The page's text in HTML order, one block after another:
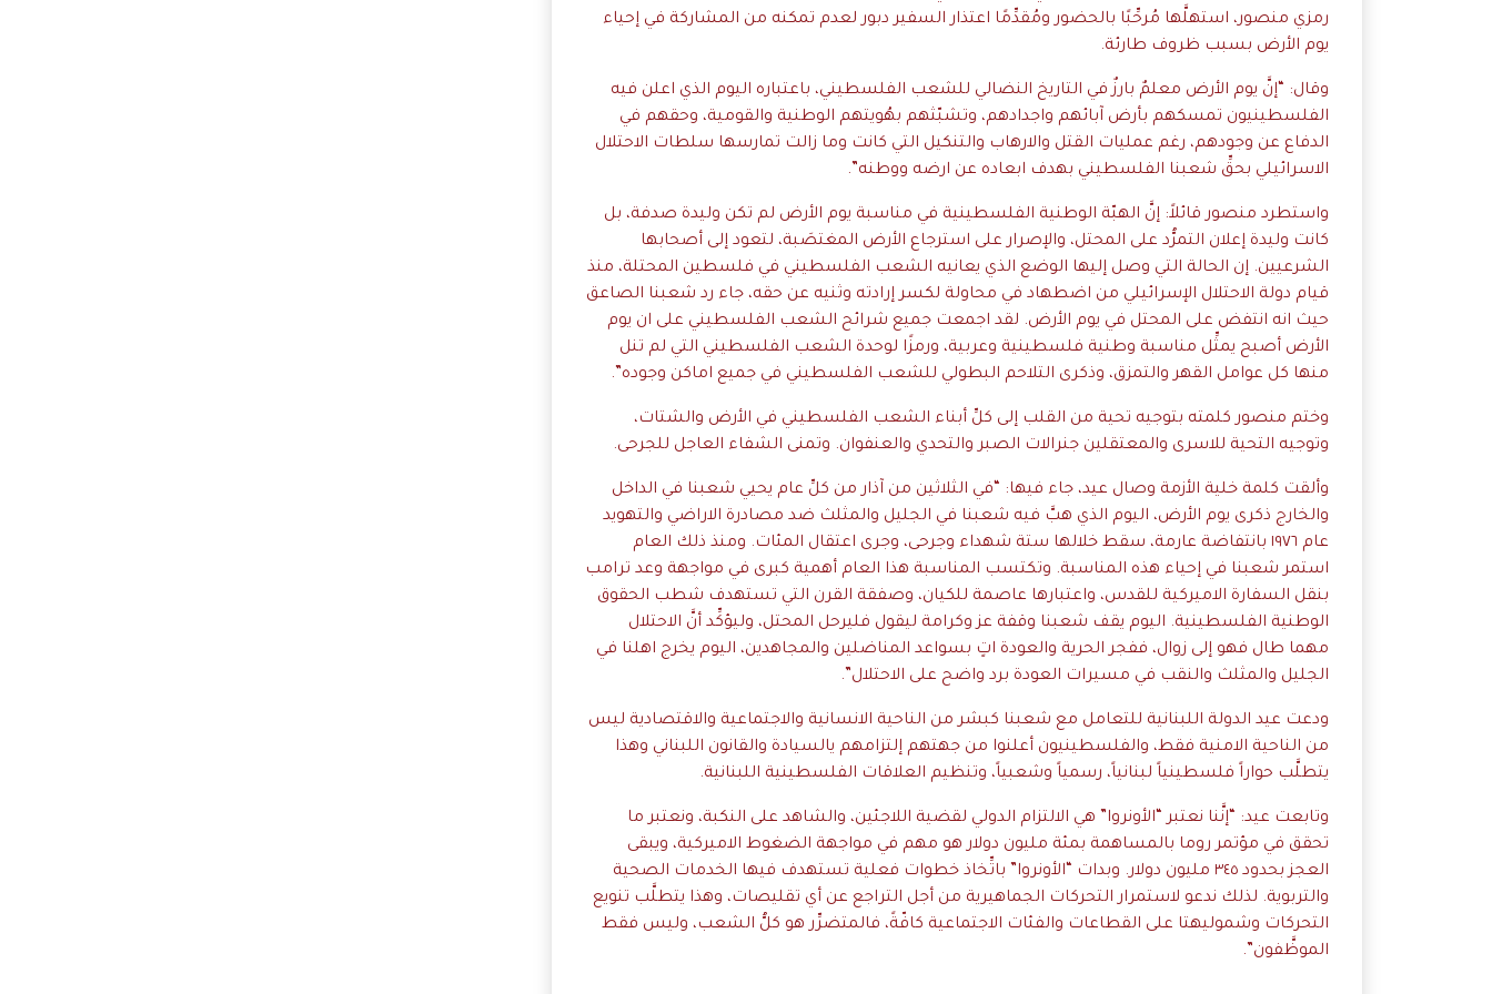
رمزي منصور، استهلَّها مُرحِّبًا بالحضور ومُقدِّمًا اعتذار السفير دبور لعدم تمكنه من المشاركة في إحياء
يوم الأرض بسبب ظروف طارئة.
وقال: “إنَّ يوم الأرض معلمٌ بارزٌ في التاريخ النضالي للشعب الفلسطيني، باعتباره اليوم الذي اعلن فيه
الفلسطينيون تمسكهم بأرض آبائهم واجدادهم، وتشبّثهم بهُويتهم الوطنية والقومية، وحقهم في
الدفاع عن وجودهم، رغم عمليات القتل والارهاب والتنكيل التي كانت وما زالت تمارسها سلطات الاحتلال
الاسرائيلي بحقِّ شعبنا الفلسطيني بهدف ابعاده عن ارضه ووطنه”.
واستطرد منصور قائلاً: إنَّ الهبّة الوطنية الفلسطينية في مناسبة يوم الأرض لم تكن وليدة صدفة، بل
كانت وليدة إعلان التمرُّد على المحتل، والإصرار على استرجاع الأرض المغتصَبة، لتعود إلى أصحابها
الشرعيين. إن الحالة التي وصل إليها الوضع الذي يعانيه الشعب الفلسطيني في فلسطين المحتلة، منذ
قيام دولة الاحتلال الإسرائيلي من اضطهاد في محاولة لكسر إرادته وثنيه عن حقه، جاء رد شعبنا الصاعق
حيث انه انتفض على المحتل في يوم الأرض. لقد اجمعت جميع شرائح الشعب الفلسطيني على ان يوم
الأرض أصبح يمثِّل مناسبة وطنية فلسطينية وعربية، ورمزًا لوحدة الشعب الفلسطيني التي لم تنل
منها كل عوامل القهر والتمزق، وذكرى التلاحم البطولي للشعب الفلسطيني في جميع اماكن وجوده”.
وختم منصور كلمته بتوجيه تحية من القلب إلى كلِّ أبناء الشعب الفلسطيني في الأرض والشتات،
وتوجيه التحية للاسرى والمعتقلين جنرالات الصبر والتحدي والعنفوان. وتمنى الشفاء العاجل للجرحى.
وألقت كلمة خلية الأزمة وصال عيد، جاء فيها: “في الثلاثين من آذار من كلِّ عام يحيي شعبنا في الداخل
والخارج ذكرى يوم الأرض، اليوم الذي هبَّ فيه شعبنا في الجليل والمثلث ضد مصادرة الاراضي والتهويد
عام ١٩٧٦ بانتفاضة عارمة، سقط خلالها ستة شهداء وجرحى، وجرى اعتقال المئات. ومنذ ذلك العام
استمر شعبنا في إحياء هذه المناسبة. وتكتسب المناسبة هذا العام أهمية كبرى في مواجهة وعد ترامب
بنقل السفارة الاميركية للقدس، واعتبارها عاصمة للكيان، وصفقة القرن التي تستهدف شطب الحقوق
الوطنية الفلسطينية. اليوم يقف شعبنا وقفة عز وكرامة ليقول فليرحل المحتل، وليؤكِّد أنَّ الاحتلال
مهما طال فهو إلى زوال، ففجر الحرية والعودة اتٍ بسواعد المناضلين والمجاهدين، اليوم يخرج اهلنا في
الجليل والمثلث والنقب في مسيرات العودة برد واضح على الاحتلال”.
ودعت عيد الدولة اللبنانية للتعامل مع شعبنا كبشر من الناحية الانسانية والاجتماعية والاقتصادية ليس
من الناحية الامنية فقط، والفلسطينيون أعلنوا من جهتهم إلتزامهم يالسيادة والقانون اللبناني وهذا
يتطلَّب حواراً فلسطينياً لبنانياً، رسمياً وشعبياً، وتنظيم العلاقات الفلسطينية اللبنانية.
وتابعت عيد: “إنَّنا نعتبر “الأونروا” هي الالتزام الدولي لقضية اللاجئين، والشاهد على النكبة، ونعتبر ما
تحقق في مؤتمر روما بالمساهمة بمئة مليون دولار هو مهم في مواجهة الضغوط الاميركية، ويبقى
العجز بحدود ٣٤٥ مليون دولار. وبدات “الأونروا” باتِّخاذ خطوات فعلية تستهدف فيها الخدمات الصحية
والتربوية. لذلك ندعو لاستمرار التحركات الجماهيرية من أجل التراجع عن أي تقليصات، وهذا يتطلَّب تنويع
التحركات وشموليهتا على القطاعات والفئات الاجتماعية كافّةً، فالمتضرِّر هو كلُّ الشعب، وليس فقط
الموظَّفون”.